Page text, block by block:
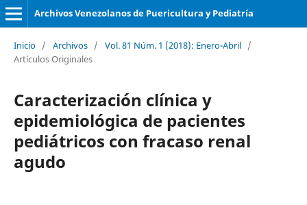
Archivos Venezolanos de Puericultura y Pediatría
Inicio / Archivos / Vol. 81 Núm. 1 (2018): Enero-Abril /
Artículos Originales
Caracterización clínica y
epidemiológica de pacientes
pediátricos con fracaso renal
agudo